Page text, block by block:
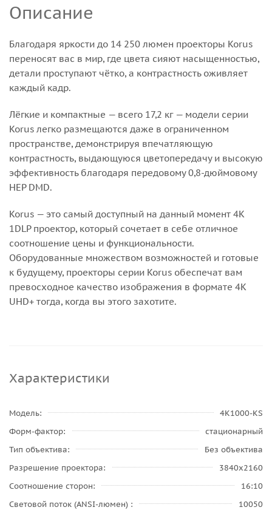
Описание
Благодаря яркости до 14 250 люмен проекторы Korus
переносят вас в мир, где цвета сияют насыщенностью,
детали проступают чётко, а контрастность оживляет
каждый кадр.
Лёгкие и компактные — всего 17,2 кг — модели серии
Korus легко размещаются даже в ограниченном
пространстве, демонстрируя впечатляющую
контрастность, выдающуюся цветопередачу и высокую
эффективность благодаря передовому 0,8-дюймовому
HEP DMD.
Korus — это самый доступный на данный момент 4K
1DLP проектор, который сочетает в себе отличное
соотношение цены и функциональности.
Оборудованные множеством возможностей и готовые
к будущему, проекторы серии Korus обеспечат вам
превосходное качество изображения в формате 4K
UHD+ тогда, когда вы этого захотите.
Характеристики
Модель
4K1000-KS
Форм-фактор
стационарный
Тип объектива
Без объектива
Разрешение проектора
3840x2160
Соотношение сторон
16:10
Световой поток (ANSI-люмен)
10050